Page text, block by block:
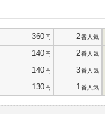
360円 2番人気
140円 2番人気
140円 3番人気
130円 1 番人気